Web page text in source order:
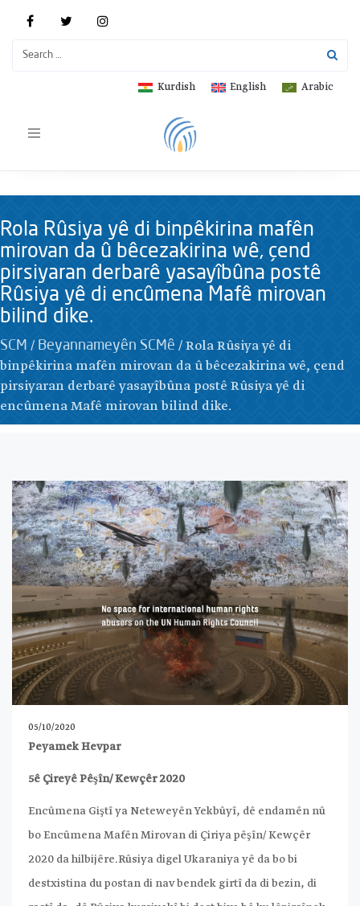
Arabic
English
Kurdish
Toggle
Rola Rûsiya yê di binpêkirina mafên
mirovan da û bêcezakirina wê, çend
pirsiyaran derbarê yasayîbûna postê
Rûsiya yê di encûmena Mafê mirovan
bilind dike.
SCM / Beyannameyên SCMê /Rola Rûsiya yê di
binpêkirina mafên mirovan da û bêcezakirina wê, çend
pirsiyaran derbarê yasayîbûna postê Rûsiya yê di
encûmena Mafê mirovan bilind dike.
05/10/2020
Peyamek Hevpar
5ê Çireyê Pêşîn/ Kewçêr 2020
Encûmena Giştî ya Neteweyên Yekbûyî, dê endamên nû
bo Encûmena Mafên Mirovan di Çiriya pêşîn/ Kewçêr
2020 da hilbijêre.Rûsiya digel Ukaraniya yê da bo bi
destxistina du postan di nav bendek girtî da di bezin, di